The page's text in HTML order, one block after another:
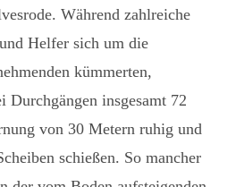
Während zahlreiche
Helfer sich um die
kümmerten,
Durchgängen insgesamt 72
von 30 Metern ruhig und
schießen. So mancher